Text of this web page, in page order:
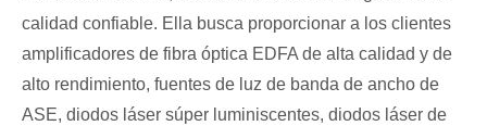
calidad confiable. Ella busca proporcionar a los clientes
amplificadores de fibra óptica EDFA de alta calidad y de
alto rendimiento, fuentes de luz de banda de ancho de
ASE, diodos láser súper luminiscentes, diodos láser de